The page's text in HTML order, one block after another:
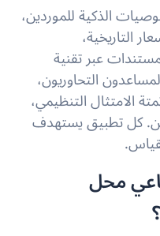
الذكية للموردين،
التاريخية،
عبر تقنية
التحاوريون،
الامتثال التنظيمي،
كل تطبيق يستهدف
محل